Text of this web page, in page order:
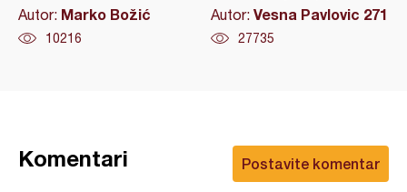
Autor: Marko Božić
10216
Autor: Vesna Pavlovic 271
27735
Postavite komentar
Komentari